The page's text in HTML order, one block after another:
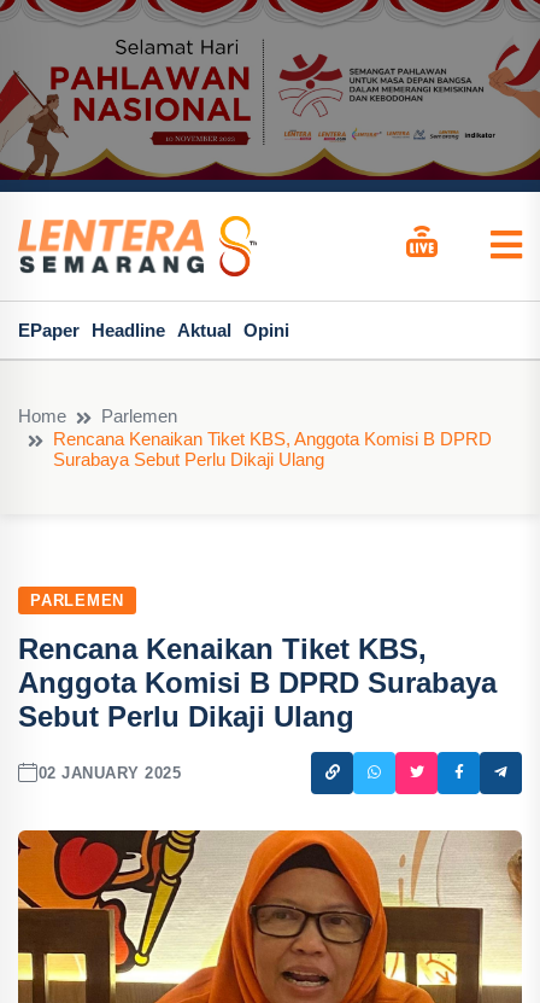
EPaper Headline Aktual Opini
Home
Parlemen
Rencana Kenaikan Tiket KBS, Anggota Komisi B DPRD
Surabaya Sebut Perlu Dikaji Ulang
PARLEMEN
Rencana Kenaikan Tiket KBS,
Anggota Komisi B DPRD Surabaya
Sebut Perlu Dikaji Ulang
02 JANUARY 2025